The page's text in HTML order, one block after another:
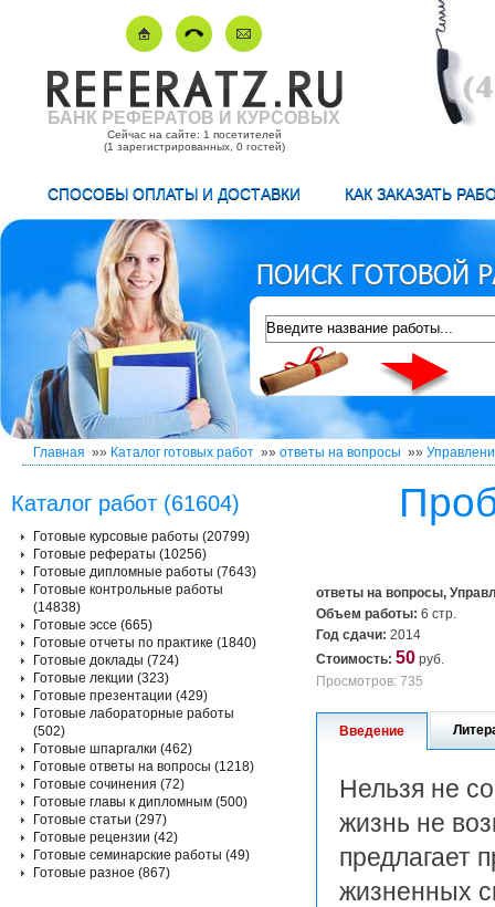
БАНК РЕФЕРАТОВ И КУРСОВЫХ
Сейчас на сайте: 1 посетителей
(1 зарегистрированных, 0 гостей)
СПОСОБЫ ОПЛАТЫ И ДОСТАВКИ КАК ЗАКАЗАТЬ
Главная »» Каталог готовых работ »» ответы на вопросы »»
ответы на вопросы,
Объем работы: 6 стр.
Год сдачи: 2014
Стоимость: 50 руб.
Просмотров: 735
Введение
Нельзя не
жизнь не
предлагает
жизненных
Каталог работ (61604)
Готовые курсовые работы (20799)
Готовые рефераты (10256)
Готовые дипломные работы (7643)
Готовые контрольные работы
(14838)
Готовые эссе (665)
Готовые отчеты по практике (1840)
Готовые доклады (724)
Готовые лекции (323)
Готовые презентации (429)
Готовые лабораторные работы
(502)
Готовые шпаргалки (462)
Готовые ответы на вопросы (1218)
Готовые сочинения (72)
Готовые главы к дипломным (500)
Готовые статьи (297)
Готовые рецензии (42)
Готовые семинарские работы (49)
Готовые разное (867)